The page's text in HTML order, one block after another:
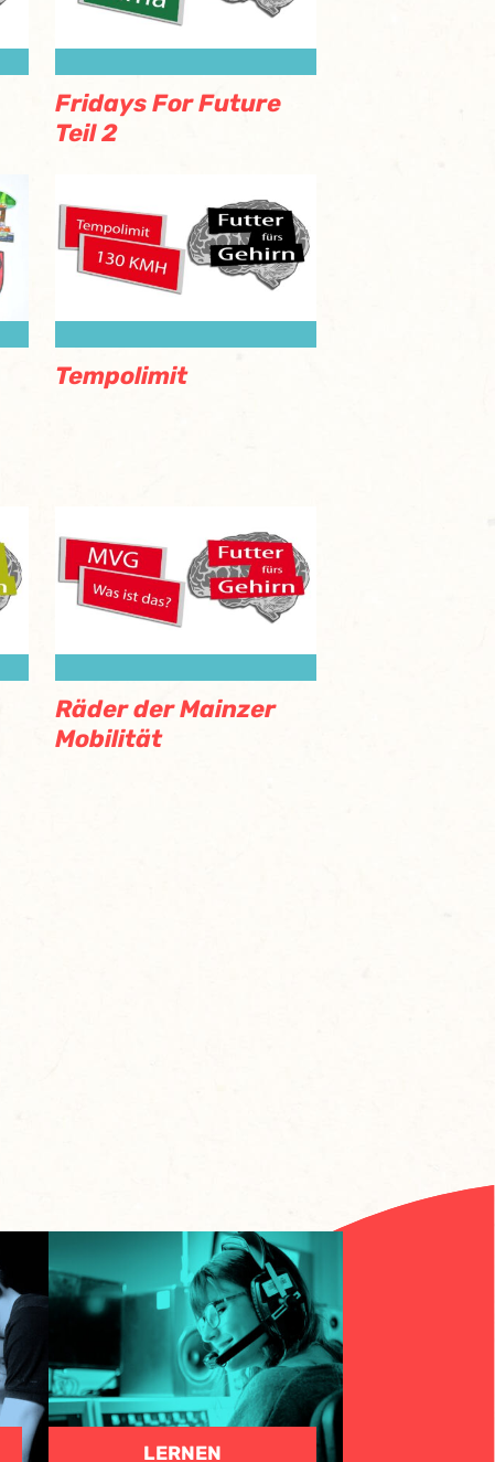
Fridays For Future
Teil 2
Tempolimit
Räder der Mainzer
Mobilität
LERNEN